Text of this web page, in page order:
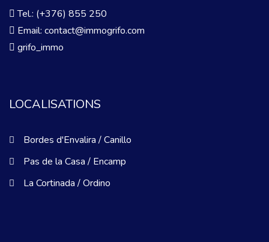
Tel.: (+376) 855 250
Email: contact@immogrifo.com
grifo_immo
LOCALISATIONS
Bordes d'Envalira / Canillo
Pas de la Casa / Encamp
La Cortinada / Ordino